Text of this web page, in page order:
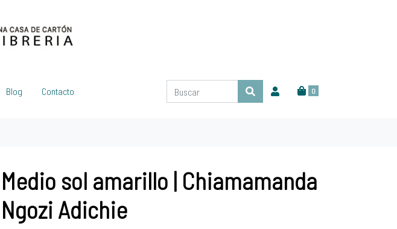
0
Blog Contacto
Medio sol amarillo | Chiamamanda
Ngozi Adichie